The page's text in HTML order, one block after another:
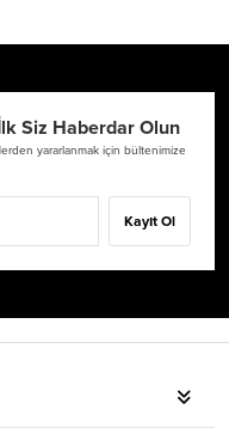
Siz Haberdar Olun
yararlanmak için bültenimize
Kayıt Ol